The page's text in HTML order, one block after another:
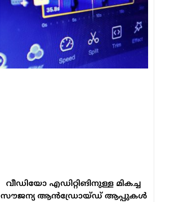
വീഡിയോ എഡിറ്റിങിനുള്ള മികച്ച
സൗജന്യ ആൻഡ്രോയ്ഡ് ആപ്പുകൾ